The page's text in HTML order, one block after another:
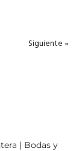
Siguiente »
| Bodas y